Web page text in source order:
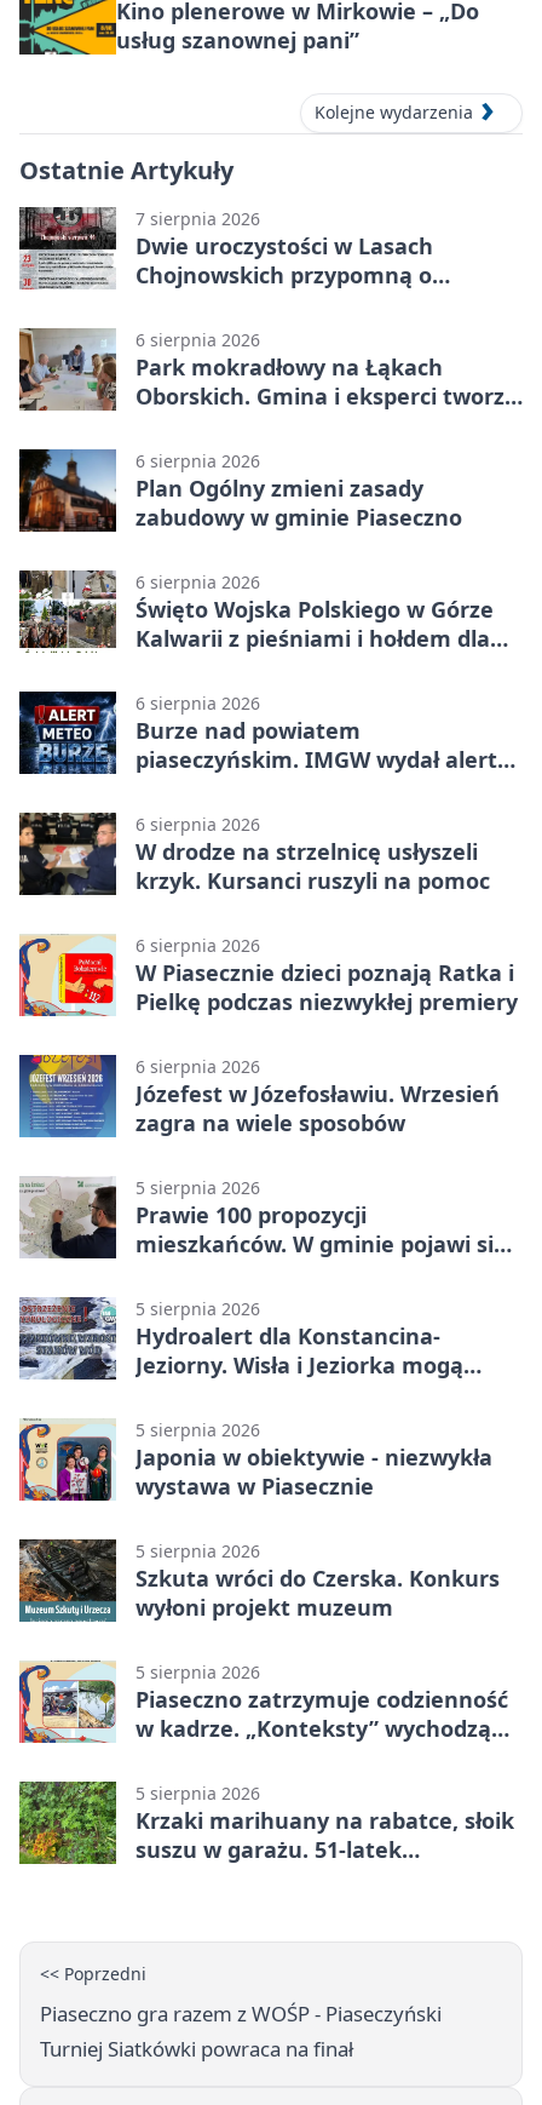
Kino plenerowe w Mirkowie – „Do
usług szanownej pani”
Kolejne wydarzenia
Ostatnie Artykuły
7 sierpnia 2026
Dwie uroczystości w Lasach
Chojnowskich przypomną o
6 sierpnia 2026
Park mokradłowy na Łąkach
Oborskich. Gmina i eksperci tworzą
6 sierpnia 2026
Plan Ogólny zmieni zasady
zabudowy w gminie Piaseczno
6 sierpnia 2026
Święto Wojska Polskiego w Górze
Kalwarii z pieśniami i hołdem dla
6 sierpnia 2026
Burze nad powiatem
piaseczyńskim. IMGW wydał alert
6 sierpnia 2026
W drodze na strzelnicę usłyszeli
krzyk. Kursanci ruszyli na pomoc
6 sierpnia 2026
W Piasecznie dzieci poznają Ratka i
Pielkę podczas niezwykłej premiery
6 sierpnia 2026
Józefest w Józefosławiu. Wrzesień
zagra na wiele sposobów
5 sierpnia 2026
Prawie 100 propozycji
mieszkańców. W gminie pojawi się
5 sierpnia 2026
Hydroalert dla Konstancina-
Jeziorny. Wisła i Jeziorka mogą
5 sierpnia 2026
Japonia w obiektywie - niezwykła
wystawa w Piasecznie
5 sierpnia 2026
Szkuta wróci do Czerska. Konkurs
wyłoni projekt muzeum
5 sierpnia 2026
Piaseczno zatrzymuje codzienność
w kadrze. „Konteksty” wychodzą
5 sierpnia 2026
Krzaki marihuany na rabatce, słoik
suszu w garażu. 51-latek
<< Poprzedni
Piaseczno gra razem z WOŚP - Piaseczyński
Turniej Siatkówki powraca na finał